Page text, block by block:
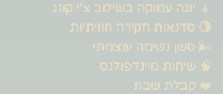
🧘 יוגה עמוקה בשילוב צ'י קונג
🌗 סדנאות חקירה חוויתיות
🌬️ סשן נשימה עוצמתי
🧠 שיחות מיינדפולנס
❤️ קבלת שבת